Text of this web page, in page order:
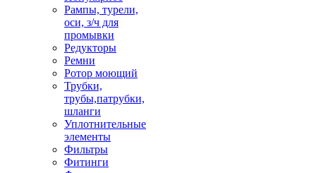
Рампы, турели,
оси, з/ч для
промывки
Редукторы
Ремни
Ротор моющий
Трубки,
трубы,патрубки,
шланги
Уплотнительные
элементы
Фильтры
Фитинги